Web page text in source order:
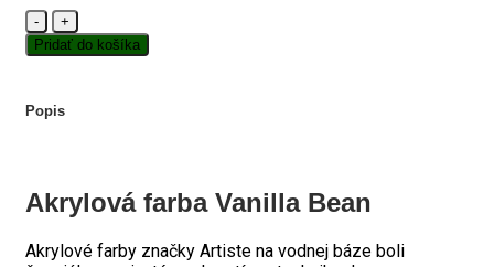
množstvo
Akrylová
farba
Bean
Pridať do košíka
Popis
Akrylová farba Vanilla Bean
Akrylové farby značky Artiste na vodnej báze boli